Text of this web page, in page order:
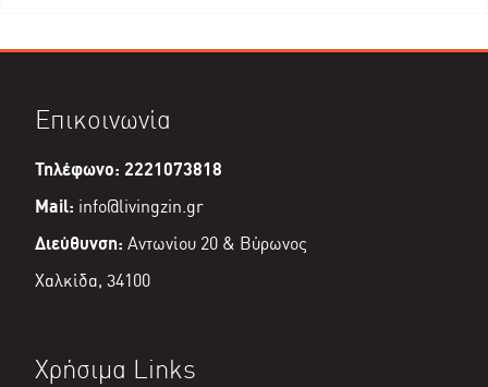
€18,50.
τιμή
Επικοινωνία
Τηλέφωνο: 2221073818
Mail: info@livingzin.gr
Διεύθυνση: Αντωνίου 20 & Βύρωνος
Χαλκίδα, 34100
Χρήσιμα Links